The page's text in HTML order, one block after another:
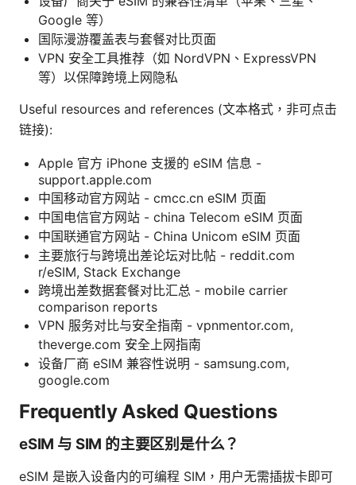
Google 等）
国际漫游覆盖表与套餐对比页面
VPN 安全工具推荐（如 NordVPN、ExpressVPN
等）以保障跨境上网隐私
Useful resources and references (文本格式，非可点击
链接):
Apple 官方 iPhone 支援的 eSIM 信息 -
support.apple.com
中国移动官方网站 - cmcc.cn eSIM 页面
中国电信官方网站 - china Telecom eSIM 页面
中国联通官方网站 - China Unicom eSIM 页面
主要旅行与跨境出差论坛对比帖 - reddit.com
r/eSIM, Stack Exchange
跨境出差数据套餐对比汇总 - mobile carrier
comparison reports
VPN 服务对比与安全指南 - vpnmentor.com,
theverge.com 安全上网指南
设备厂商 eSIM 兼容性说明 - samsung.com,
google.com
Frequently Asked Questions
eSIM 与 SIM 的主要区别是什么？
eSIM 是嵌入设备内的可编程 SIM，用户无需插拔卡即可